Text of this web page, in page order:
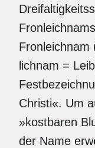
Fronleichnam
lichnam =
Christi«. Um
»kostbaren
der Name